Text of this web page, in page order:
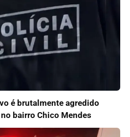
é brutalmente agredido
bairro Chico Mendes